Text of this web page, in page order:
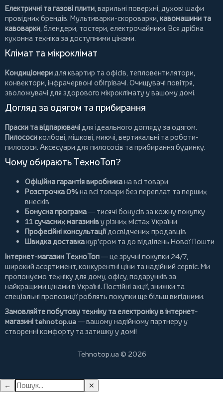
Електричні та газові плити, варильні поверхні, духові шафи
провідних брендів. Мультиварки-скороварки, кавомашини та
кавоварки, блендери, тостери, електрочайники. Вся дрібна
кухонна техніка за доступними цінами.
Клімат та мікроклімат
Кондиціонери для квартир та офісів, тепловентилятори,
конвектори, інфрачервоні обігрівачі. Очищувачі повітря,
зволожувачі для здорового мікроклімату у вашому домі.
Догляд за одягом та прибирання
Праски та відпарювачі для ідеального догляду за одягом.
Пилососиколбові, мішкові, миючі, вертикальні тароботи-
пилососи. Аксесуари для пилососів та прибирання будинку.
Чому обирають ТехноТоп?
Офіційна гарантія виробникана всі товари
Розстрочка 0%на всі товари без переплат та перших
внесків
Бонусна програма— тисячі бонусів за кожну покупку
11 сучасних магазиніву різних містах України
Професійні консультаціїдосвідчених продавців
Швидка доставкакур'єром та до відділень Нової Пошти
Інтернет-магазин ТехноТоп— це зручні покупки 24/7,
широкий асортимент, конкурентні ціни та надійний сервіс. Ми
пропонуємо техніку для дому, офісу, подарунків за
найкращими цінами в Україні. Постійні акції, знижки та
спеціальні пропозиції роблять покупки ще більш вигідними.
Замовляйте побутову техніку та електроніку в інтернет-
магазині tehnotop.ua— вашому надійному партнеру у
створенні комфорту та затишку у домі!
Tehnotop.ua © 2026
← ✕